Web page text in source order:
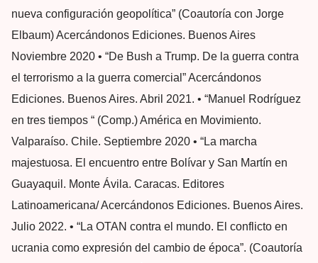
nueva configuración geopolítica” (Coautoría con Jorge
Elbaum) Acercándonos Ediciones. Buenos Aires
Noviembre 2020 • “De Bush a Trump. De la guerra contra
el terrorismo a la guerra comercial” Acercándonos
Ediciones. Buenos Aires. Abril 2021. • “Manuel Rodríguez
en tres tiempos “ (Comp.) América en Movimiento.
Valparaíso. Chile. Septiembre 2020 • “La marcha
majestuosa. El encuentro entre Bolívar y San Martín en
Guayaquil. Monte Ávila. Caracas. Editores
Latinoamericana/ Acercándonos Ediciones. Buenos Aires.
Julio 2022. • “La OTAN contra el mundo. El conflicto en
ucrania como expresión del cambio de época”. (Coautoría